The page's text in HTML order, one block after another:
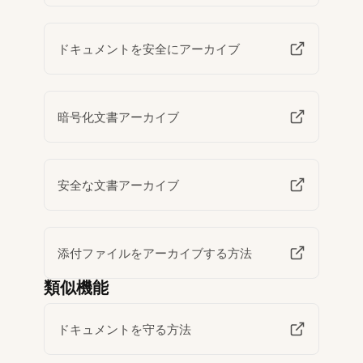
ドキュメントを安全にアーカイブ
暗号化文書アーカイブ
安全な文書アーカイブ
添付ファイルをアーカイブする方法
類似機能
ドキュメントを守る方法